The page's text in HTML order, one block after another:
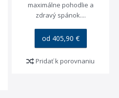
maximálne pohodlie a
zdravý spánok....
od 405,90 €
Pridať k porovnaniu